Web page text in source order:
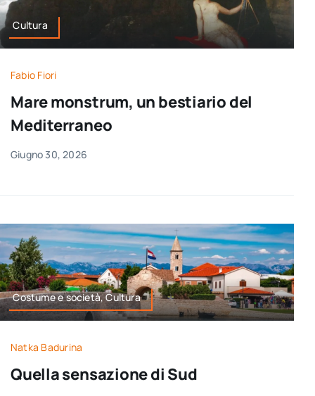
Cultura
Fabio Fiori
Mare monstrum, un bestiario del
Mediterraneo
Giugno 30, 2026
Costume e società, Cultura
Natka Badurina
Quella sensazione di Sud